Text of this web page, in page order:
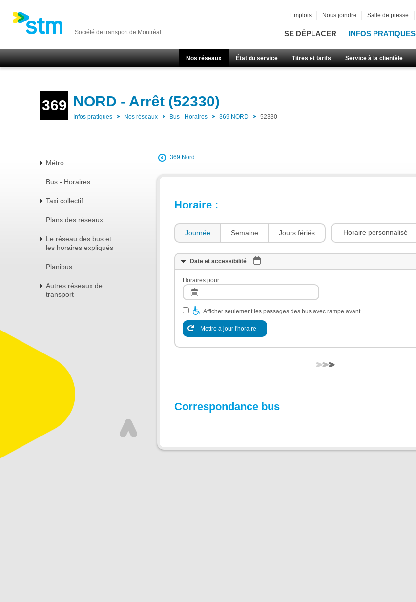
Société de transport de Montréal SE DÉPLACER INFOS PRATIQUES
Nos réseaux État du service Titres et tarifs Service à la clientèle
Emplois Nous joindre Salle de presse
369 NORD - Arrêt (52330)
Infos pratiques Nos réseaux Bus - Horaires 369 NORD 52330
Métro
Bus - Horaires
Taxi collectif
Plans des réseaux
Le réseau des bus et
les horaires expliqués
Planibus
Autres réseaux de
transport
369 Nord
Horaire :
Journée Semaine Jours fériés Horaire personnalisé
Date et accessibilité
Horaires pour :
Afficher seulement les passages des bus avec rampe avant
Mettre à jour l'horaire
Correspondance bus